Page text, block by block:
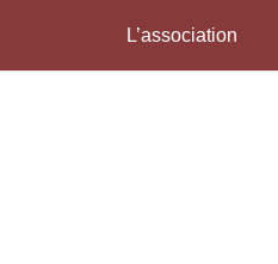
L’association